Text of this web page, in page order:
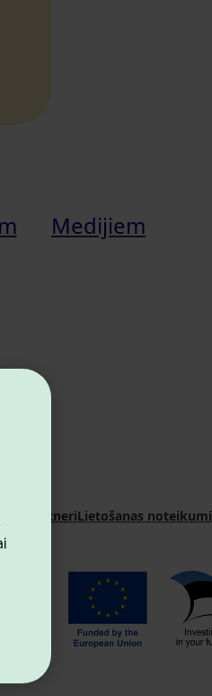
Medijiem
partneriLietošanas noteikumi